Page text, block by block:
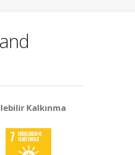
Kalkınma